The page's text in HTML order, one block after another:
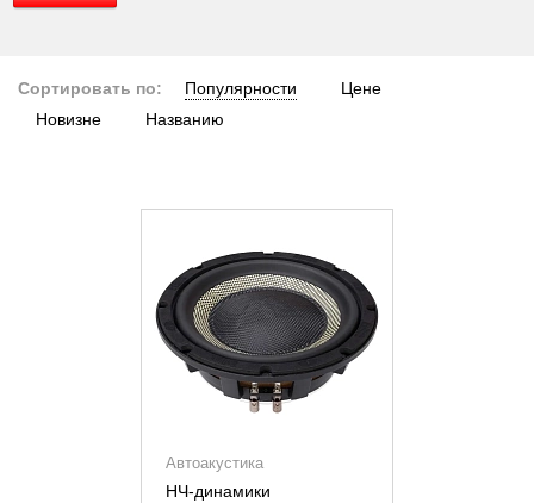
Сортировать по: Популярности
Цене
Новизне
Названию
Автоакустика
НЧ-динамики